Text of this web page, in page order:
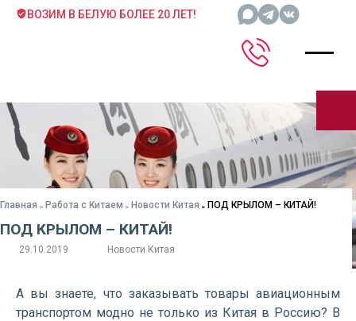
ВОЗИМ В БЕЛУЮ БОЛЕЕ 20 ЛЕТ!
Главная Работа с Китаем Новости Китая ПОД КРЫЛОМ – КИТАЙ!
ПОД КРЫЛОМ – КИТАЙ!
29.10.2019 Новости Китая
А вы знаете, что заказывать товары авиационным
транспортом модно не только из Китая в Россию? В